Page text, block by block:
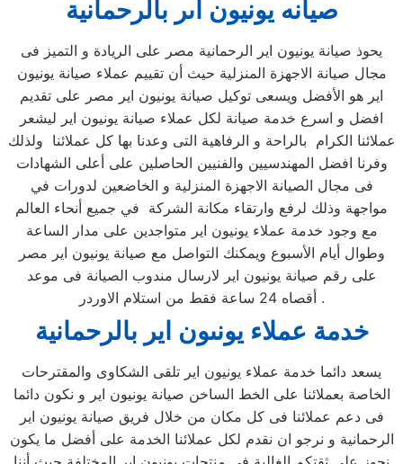
صيانه يونيون اىر بالرحمانية
يحوذ صيانة يونيون اير الرحمانية مصر على الريادة و التميز فى
مجال صيانة الاجهزة المنزلية حيث أن تقييم عملاء صيانة يونيون
اير هو الأفضل ويسعى توكيل صيانة يونيون اير مصر على تقديم
افضل و اسرع خدمة صيانة لكل عملاء صيانة يونيون اير ليشعر
عملائنا الكرام بالراحة و الرفاهية التى وعدنا بها كل عملائنا ولذلك
وفرنا افضل المهندسيين والفنيين الحاصلين على أعلى الشهادات
فى مجال الصيانة الاجهزة المنزلية و الخاضعين لدورات في
مواجهة وذلك لرفع وارتقاء مكانة الشركة في جميع أنحاء العالم
مع وجود خدمة عملاء يونيون اير متواجدين على مدار الساعة
وطوال أيام الأسبوع ويمكنك التواصل مع صيانة يونيون اير مصر
على رقم صيانة يونيون اير لارسال مندوب الصيانة فى موعد
أقصاه 24 ساعة فقط من استلام الاوردر .
خدمة عملاء يونىون اير بالرحمانية
يسعد دائما خدمة عملاء يونيون اير تلقى الشكاوى والمقترحات
الخاصة بعملائنا على الخط الساخن صيانة يونيون اير و نكون دائما
فى دعم عملائنا فى كل مكان من خلال فريق صيانة يونيون اير
الرحمانية و نرجو ان نقدم لكل عملائنا الخدمة على أفضل ما يكون